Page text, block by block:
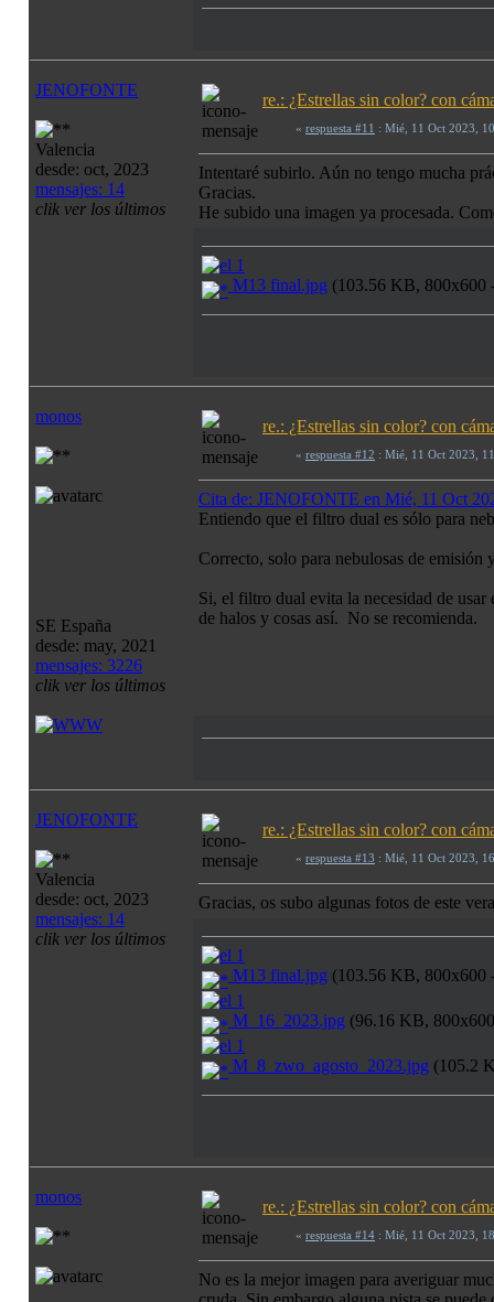
JENOFONTE
Valencia
desde: oct, 2023
mensajes: 14
clik ver los últimos
re.: ¿Estrellas sin color? con
« respuesta #11 : Mié, 11 Oct 2023,
Intentaré subirlo. Aún no tengo mucha
Gracias.
He subido una imagen ya procesada.
M13 final.jpg (103.56 KB, 800x600
monos
SE España
desde: may, 2021
mensajes: 3226
clik ver los últimos
re.: ¿Estrellas sin color? con
« respuesta #12 : Mié, 11 Oct 2023,
Cita de: JENOFONTE en Mié, 11 Oct
Entiendo que el filtro dual es sólo para
Correcto, solo para nebulosas de emisión
Si, el filtro dual evita la necesidad de
de halos y cosas así. No se recomienda.
JENOFONTE
Valencia
desde: oct, 2023
mensajes: 14
clik ver los últimos
re.: ¿Estrellas sin color? con
« respuesta #13 : Mié, 11 Oct 2023,
Gracias, os subo algunas fotos de este
M13 final.jpg (103.56 KB, 800x600
M_16_2023.jpg (96.16 KB,
M_8_zwo_agosto_2023.jpg (105.2
monos
re.: ¿Estrellas sin color? con
« respuesta #14 : Mié, 11 Oct 2023,
No es la mejor imagen para averiguar